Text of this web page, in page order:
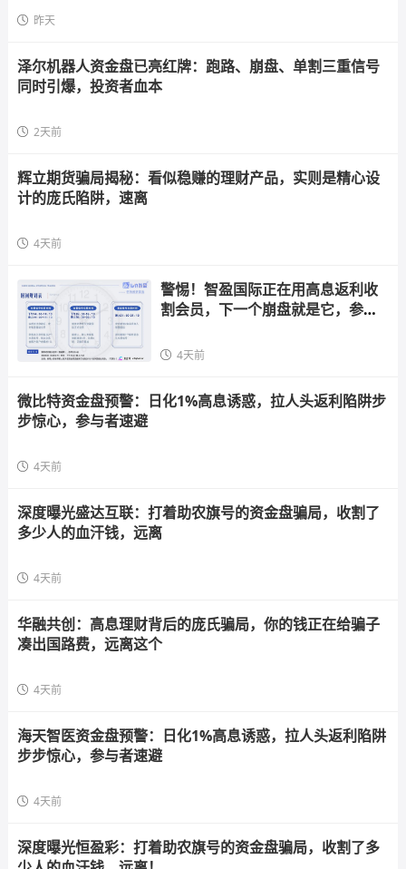
昨天
泽尔机器人资金盘已亮红牌：跑路、崩盘、单割三重信号
同时引爆，投资者血本
2天前
辉立期货骗局揭秘：看似稳赚的理财产品，实则是精心设
计的庞氏陷阱，速离
4天前
警惕！智盈国际正在用高息返利收
割会员，下一个崩盘就是它，参与
4天前
微比特资金盘预警：日化1%高息诱惑，拉人头返利陷阱步
步惊心，参与者速避
4天前
深度曝光盛达互联：打着助农旗号的资金盘骗局，收割了
多少人的血汗钱，远离
4天前
华融共创：高息理财背后的庞氏骗局，你的钱正在给骗子
凑出国路费，远离这个
4天前
海天智医资金盘预警：日化1%高息诱惑，拉人头返利陷阱
步步惊心，参与者速避
4天前
深度曝光恒盈彩：打着助农旗号的资金盘骗局，收割了多